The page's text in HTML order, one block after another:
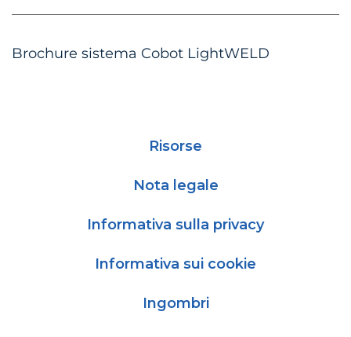
Brochure sistema Cobot LightWELD
Risorse
Nota legale
Informativa sulla privacy
Informativa sui cookie
Ingombri